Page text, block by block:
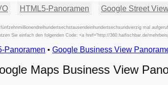
HTML5-Panoramen Google Street
mal
Sie einfach den folgenden Code: <a href="http://360.haifischbar.de/
Panoramen • Google Business View
Maps Business View